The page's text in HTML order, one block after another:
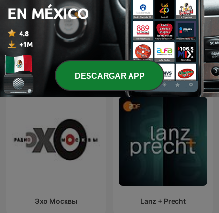
No Son Horas
Marco Antonio Regil en
Fórmula
Más podcasts internacionales de Cultura y
sociedad
Эхо Москвы Lanz + Precht
DESCARGAR APP